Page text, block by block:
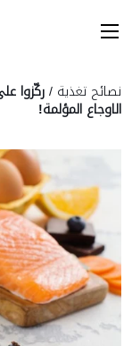
To
نصائح تغذية /ركّزوا
الاوجاع المؤلمة!